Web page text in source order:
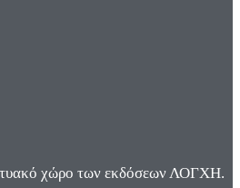
χώρο των εκδόσεων ΛΟΓΧΗ.